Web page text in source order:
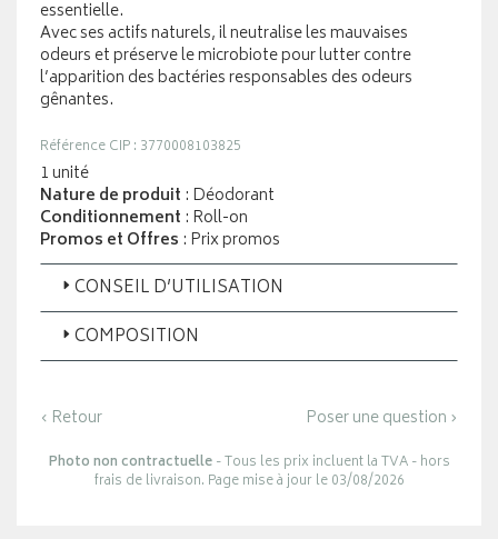
essentielle.
Avec ses actifs naturels, il neutralise les mauvaises
odeurs et préserve le microbiote pour lutter contre
l’apparition des bactéries responsables des odeurs
gênantes.
Référence CIP : 3770008103825
1 unité
Nature de produit : Déodorant
Conditionnement : Roll-on
Promos et Offres : Prix promos
CONSEIL D’UTILISATION
COMPOSITION
‹ Retour Poser une question ›
Photo non contractuelle- Tous les prix incluent la TVA - hors
frais de livraison. Page mise à jour le 03/08/2026